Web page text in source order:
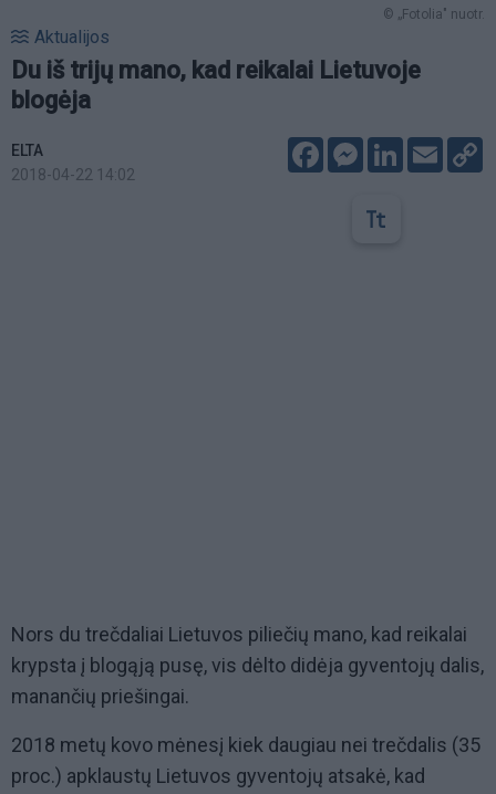
© „Fotolia" nuotr.
Aktualijos
Du iš trijų mano, kad reikalai Lietuvoje
blogėja
ELTA
2018-04-22 14:02
FacebookMessenger
LinkedIn
Email
Nors du trečdaliai Lietuvos piliečių mano, kad reikalai
krypsta į blogąją pusę, vis dėlto didėja gyventojų dalis,
manančių priešingai.
2018 metų kovo mėnesį kiek daugiau nei trečdalis (35
proc.) apklaustų Lietuvos gyventojų atsakė, kad